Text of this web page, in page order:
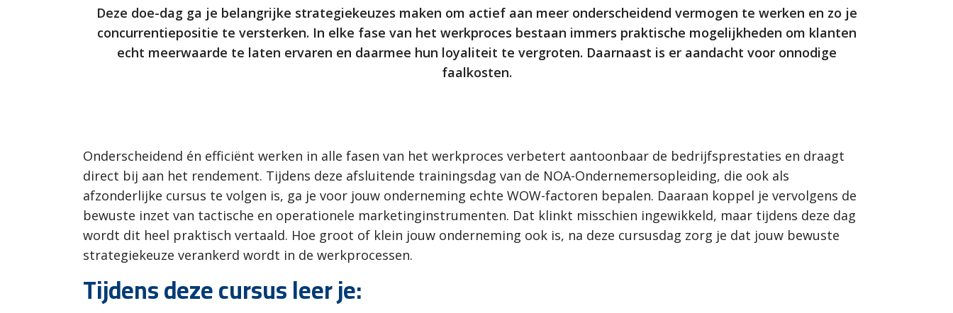
Deze doe-dag ga je belangrijke strategiekeuzes maken om actief aan meer onderscheidend vermogen te werken en zo je
concurrentiepositie te versterken. In elke fase van het werkproces bestaan immers praktische mogelijkheden om klanten
echt meerwaarde te laten ervaren en daarmee hun loyaliteit te vergroten. Daarnaast is er aandacht voor onnodige
faalkosten.
Onderscheidend én efficiënt werken in alle fasen van het werkproces verbetert aantoonbaar de bedrijfsprestaties en draagt
direct bij aan het rendement. Tijdens deze afsluitende trainingsdag van de NOA-Ondernemersopleiding, die ook als
afzonderlijke cursus te volgen is, ga je voor jouw onderneming echte WOW-factoren bepalen. Daaraan koppel je vervolgens de
bewuste inzet van tactische en operationele marketinginstrumenten. Dat klinkt misschien ingewikkeld, maar tijdens deze dag
wordt dit heel praktisch vertaald. Hoe groot of klein jouw onderneming ook is, na deze cursusdag zorg je dat jouw bewuste
strategiekeuze verankerd wordt in de werkprocessen.
Tijdens deze cursus leer je: